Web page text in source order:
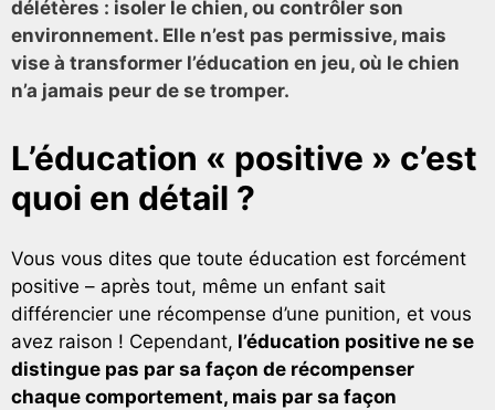
délétères : isoler le chien, ou contrôler son
environnement. Elle n’est pas permissive, mais
vise à transformer l’éducation en jeu, où le chien
n’a jamais peur de se tromper.
L’éducation « positive » c’est
quoi en détail ?
Vous vous dites que toute éducation est forcément
positive – après tout, même un enfant sait
différencier une récompense d’une punition, et vous
avez raison ! Cependant, l’éducation positive ne se
distingue pas par sa façon de récompenser
chaque comportement, mais par sa façon